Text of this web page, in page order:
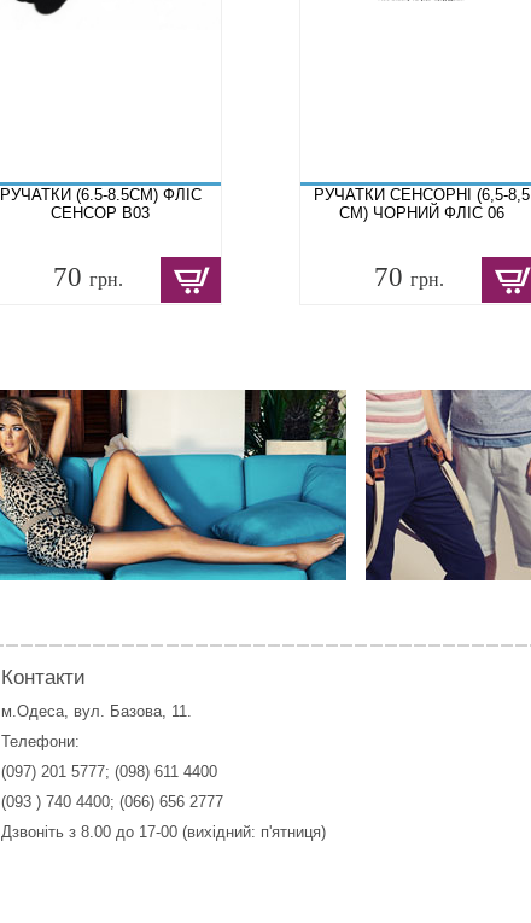
РУЧАТКИ (6.5-8.5СМ) ФЛІС
СЕНСОР B03
70 грн.
РУЧАТКИ СЕНСОРНІ (6,5-8,5
СМ) ЧОРНИЙ ФЛІС 06
70 грн.
Контакти
м.Одеса, вул. Базова, 11.
Телефони:
(097) 201 5777; (098) 611 4400
(093 ) 740 4400; (066) 656 2777
Дзвоніть з 8.00 до 17-00 (вихідний: п'ятниця)